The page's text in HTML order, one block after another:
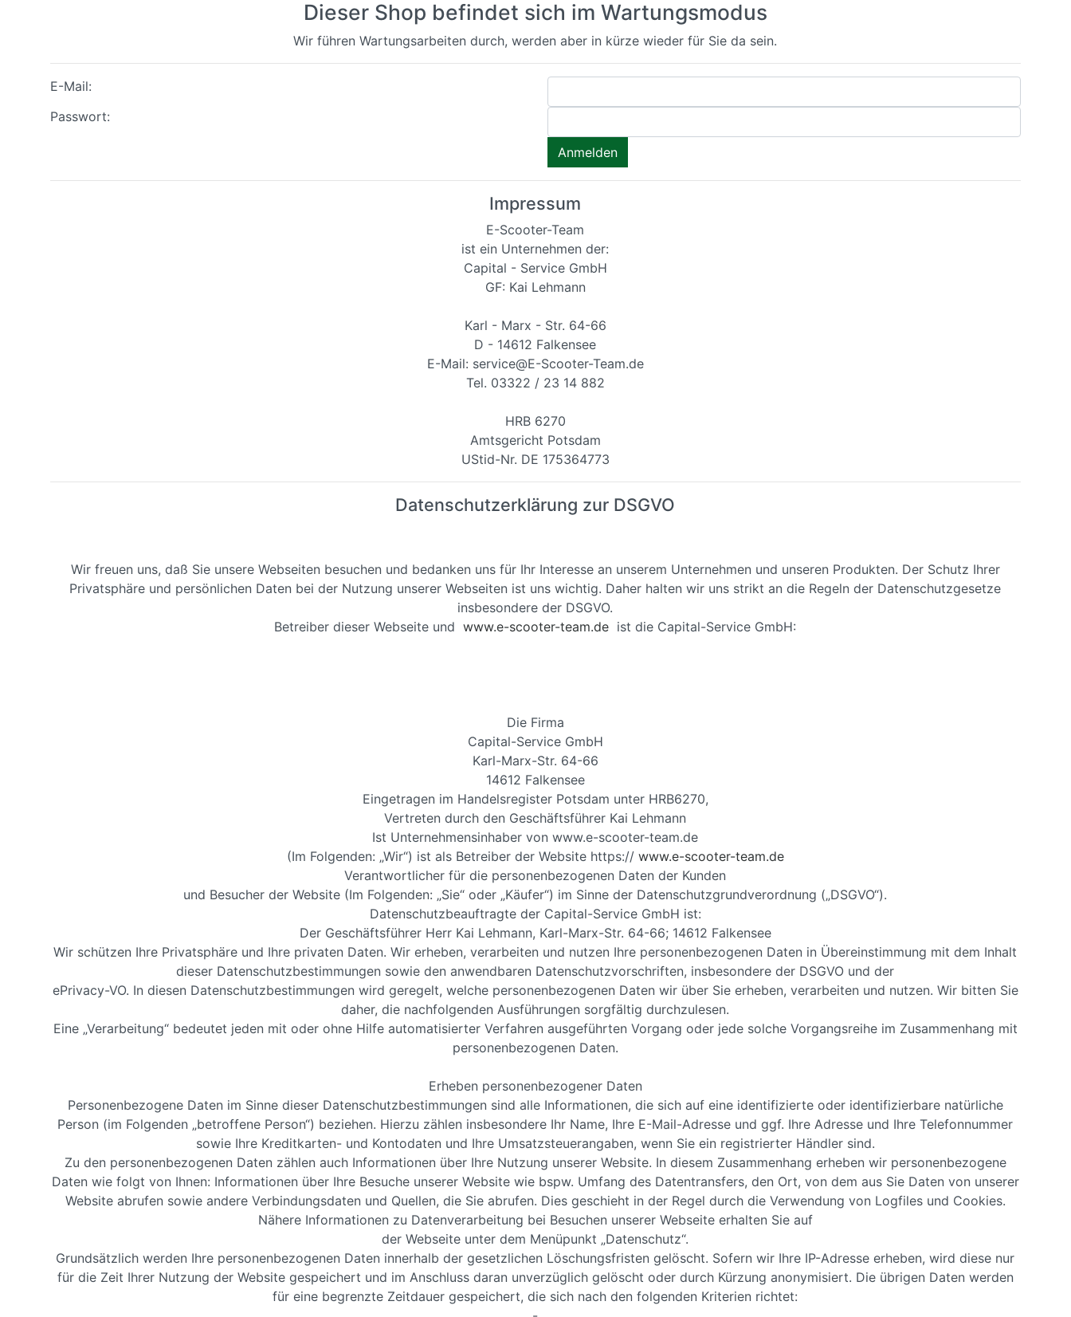
Dieser Shop befindet sich im Wartungsmodus
Wir führen Wartungsarbeiten durch, werden aber in kürze wieder für Sie da sein.
E-Mail:
Passwort:
Impressum
E-Scooter-Team
ist ein Unternehmen der:
Capital - Service GmbH
GF: Kai Lehmann
Karl - Marx - Str. 64-66
D - 14612 Falkensee
E-Mail: service@E-Scooter-Team.de
Tel. 03322 / 23 14 882
HRB 6270
Amtsgericht Potsdam
UStid-Nr. DE 175364773
Datenschutzerklärung zur DSGVO
Wir freuen uns, daß Sie unsere Webseiten besuchen und bedanken uns für Ihr Interesse an unserem Unternehmen und unseren Produkten. Der Schutz Ihrer
Privatsphäre und persönlichen Daten bei der Nutzung unserer Webseiten ist uns wichtig. Daher halten wir uns strikt an die Regeln der Datenschutzgesetze
insbesondere der DSGVO.
Betreiber dieser Webseite undwww.e-scooter-team.de ist die Capital-Service GmbH:
Die Firma
Capital-Service GmbH
Karl-Marx-Str. 64-66
14612 Falkensee
Eingetragen im Handelsregister Potsdam unter HRB6270,
Vertreten durch den Geschäftsführer Kai Lehmann
Ist Unternehmensinhaber von www.e-scooter-team.de
(Im Folgenden: „Wir“) ist als Betreiber der Website https:// www.e-scooter-team.de
Verantwortlicher für die personenbezogenen Daten der Kunden
und Besucher der Website (Im Folgenden: „Sie“ oder „Käufer“) im Sinne der Datenschutzgrundverordnung („DSGVO“).
Datenschutzbeauftragte der Capital-Service GmbH ist:
Der Geschäftsführer Herr Kai Lehmann, Karl-Marx-Str. 64-66; 14612 Falkensee
Wir schützen Ihre Privatsphäre und Ihre privaten Daten. Wir erheben, verarbeiten und nutzen Ihre personenbezogenen Daten in Übereinstimmung mit dem Inhalt
dieser Datenschutzbestimmungen sowie den anwendbaren Datenschutzvorschriften, insbesondere der DSGVO und der
ePrivacy-VO. In diesen Datenschutzbestimmungen wird geregelt, welche personenbezogenen Daten wir über Sie erheben, verarbeiten und nutzen. Wir bitten Sie
daher, die nachfolgenden Ausführungen sorgfältig durchzulesen.
Eine „Verarbeitung“ bedeutet jeden mit oder ohne Hilfe automatisierter Verfahren ausgeführten Vorgang oder jede solche Vorgangsreihe im Zusammenhang mit
personenbezogenen Daten.
Erheben personenbezogener Daten
Personenbezogene Daten im Sinne dieser Datenschutzbestimmungen sind alle Informationen, die sich auf eine identifizierte oder identifizierbare natürliche
Person (im Folgenden „betroffene Person“) beziehen. Hierzu zählen insbesondere Ihr Name, Ihre E-Mail-Adresse und ggf. Ihre Adresse und Ihre Telefonnummer
sowie Ihre Kreditkarten- und Kontodaten und Ihre Umsatzsteuerangaben, wenn Sie ein registrierter Händler sind.
Zu den personenbezogenen Daten zählen auch Informationen über Ihre Nutzung unserer Website. In diesem Zusammenhang erheben wir personenbezogene
Daten wie folgt von Ihnen: Informationen über Ihre Besuche unserer Website wie bspw. Umfang des Datentransfers, den Ort, von dem aus Sie Daten von unserer
Website abrufen sowie andere Verbindungsdaten und Quellen, die Sie abrufen. Dies geschieht in der Regel durch die Verwendung von Logfiles und Cookies.
Nähere Informationen zu Datenverarbeitung bei Besuchen unserer Webseite erhalten Sie auf
der Webseite unter dem Menüpunkt „Datenschutz“.
Grundsätzlich werden Ihre personenbezogenen Daten innerhalb der gesetzlichen Löschungsfristen gelöscht. Sofern wir Ihre IP-Adresse erheben, wird diese nur
für die Zeit Ihrer Nutzung der Website gespeichert und im Anschluss daran unverzüglich gelöscht oder durch Kürzung anonymisiert. Die übrigen Daten werden
für eine begrenzte Zeitdauer gespeichert, die sich nach den folgenden Kriterien richtet: